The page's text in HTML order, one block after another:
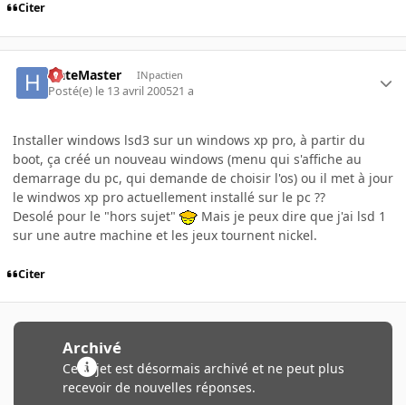
Citer
HateMaster INpactien
Posté(e) le 13 avril 200521 a
Installer windows lsd3 sur un windows xp pro, à partir du
boot, ça créé un nouveau windows (menu qui s'affiche au
demarrage du pc, qui demande de choisir l'os) ou il met à jour
le windwos xp pro actuellement installé sur le pc ??
Desolé pour le "hors sujet"
Mais je peux dire que j'ai lsd 1
sur une autre machine et les jeux tournent nickel.
Citer
Archivé
Ce sujet est désormais archivé et ne peut plus
recevoir de nouvelles réponses.